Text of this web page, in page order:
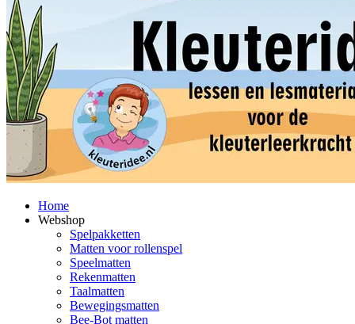
Home
Webshop
Spelpakketten
Matten voor rollenspel
Speelmatten
Rekenmatten
Taalmatten
Bewegingsmatten
Bee-Bot matten